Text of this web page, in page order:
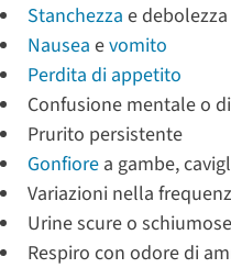
Stanchezza e
Nausea evomito
Perdita di appetito
Confusione mentale o
Prurito persistente
Gonfiore a gambe,
Variazioni nella
Urine scure o schiumose
Respiro con odore di